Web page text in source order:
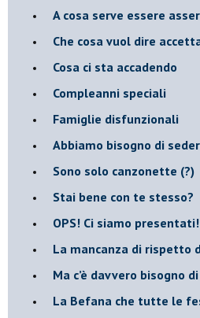
A cosa serve essere
​Che cosa vuol dire
​Cosa ci sta accadendo
​Compleanni speciali
​Famiglie disfunzionali
​Abbiamo bisogno di
Sono solo canzonette (?)
​Stai bene con te stesso?
​OPS! Ci siamo presentati!
​La mancanza di rispetto
​Ma c’è davvero bisogno
​La Befana che tutte le